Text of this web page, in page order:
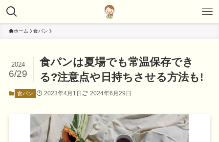
ホーム 食パン
食パンは夏場でも常温保存でき
る?注意点や日持ちさせる方法も!
2024
6/29
食パン 2023年4月1日 2024年6月29日